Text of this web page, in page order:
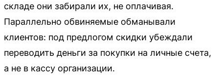
складе они забирали их, не оплачивая.
Параллельно обвиняемые обманывали
клиентов: под предлогом скидки убеждали
переводить деньги за покупки на личные счета,
а не в кассу организации.